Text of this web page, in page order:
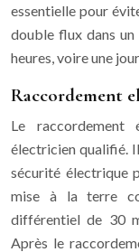
essentielle pour
double flux dans un
heures, voire une
Raccordement
Le
électricien qualifié.
sécurité électrique
mise à la terre
différentiel de 30
Après le